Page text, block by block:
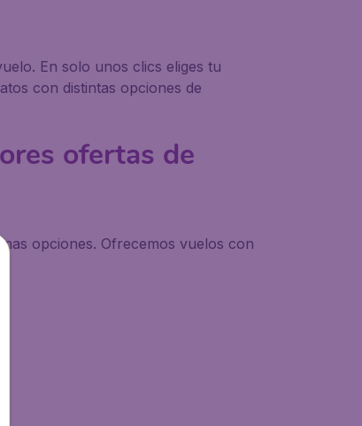
En solo unos clics eliges tu
con distintas opciones de
ofertas de
opciones. Ofrecemos vuelos con